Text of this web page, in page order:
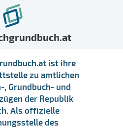
ist ihre
zu amtlichen
, Grundbuch- und
der Republik
Als offizielle
des